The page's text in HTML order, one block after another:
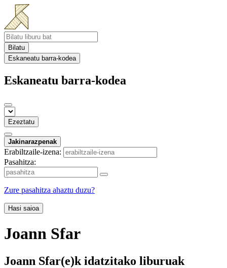
Bilatu
Eskaneatu barra-kodea
Eskaneatu barra-kodea
Ezeztatu
Jakinarazpenak
Erabiltzaile-izena:
Pasahitza:
Zure pasahitza ahaztu duzu?
Hasi saioa
Joann Sfar
Joann Sfar(e)k idatzitako liburuak